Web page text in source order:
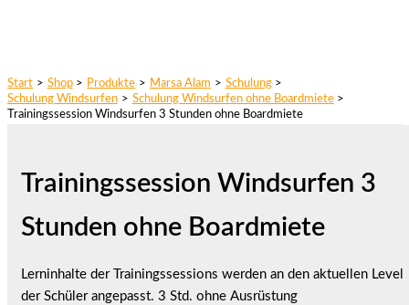
Start Shop Produkte Marsa Alam
Schulung
Schulung Windsurfen
Schulung Windsurfen ohne Boardmiete
Trainingssession Windsurfen 3 Stunden ohne Boardmiete
Trainingssession Windsurfen 3
Stunden ohne Boardmiete
Lerninhalte der Trainingssessions werden an den aktuellen Level
der Schüler angepasst. 3 Std. ohne Ausrüstung